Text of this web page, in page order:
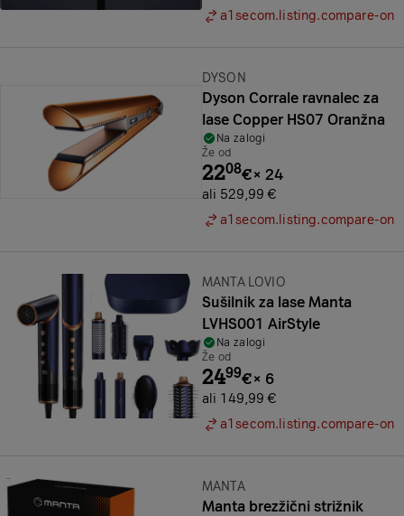
a1secom.listing.compare-on
Znamka:
DYSON
Dyson Corrale ravnalec za
lase Copper HS07 Oranžna
Na zalogi
Že od
2208€× 24
ali 529,99 €
a1secom.listing.compare-on
Znamka:
MANTA LOVIO
Sušilnik za lase Manta
LVHS001 AirStyle
Na zalogi
Že od
2499€× 6
ali 149,99 €
a1secom.listing.compare-on
Znamka:
MANTA
Manta brezžični strižnik